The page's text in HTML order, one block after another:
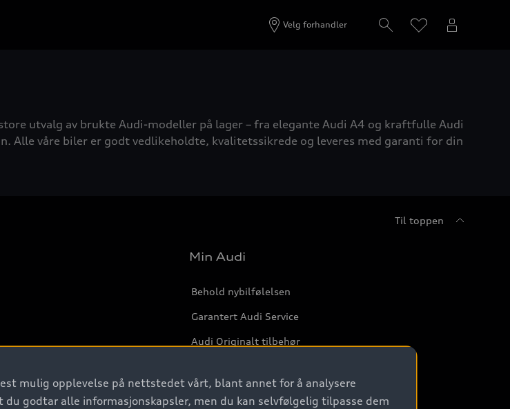
Velg forhandler
utvalg av brukte Audi-modeller på lager – fra elegante Audi A4 og kraftfulle Audi
Alle våre biler er godt vedlikeholdte, kvalitetssikrede og leveres med garanti for din
Til toppen
Min Audi
Behold nybilfølelsen
Garantert Audi Service
Audi Originalt tilbehør
mulig opplevelse på nettstedet vårt, blant annet for å analysere
godtar alle informasjonskapsler, men du kan selvfølgelig tilpasse dem